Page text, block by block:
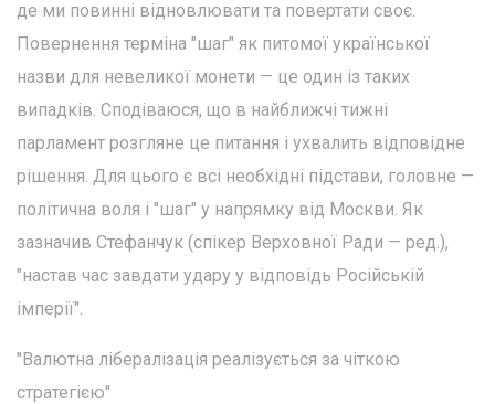
де ми повинні відновлювати та повертати своє.
Повернення терміна "шаг" як питомої української
назви для невеликої монети — це один із таких
випадків. Сподіваюся, що в найближчі тижні
парламент розгляне це питання і ухвалить відповідне
рішення. Для цього є всі необхідні підстави, головне —
політична воля і "шаг" у напрямку від Москви. Як
зазначив Стефанчук (спікер Верховної Ради — ред.),
"настав час завдати удару у відповідь Російській
імперії".
"Валютна лібералізація реалізується за чіткою
стратегією"